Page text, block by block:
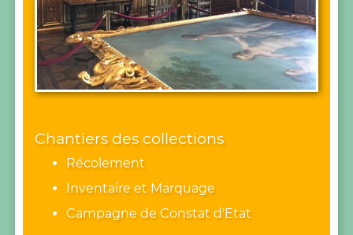
Chantiers des collections
Récolement
Inventaire et Marquage
Campagne de Constat d'Etat